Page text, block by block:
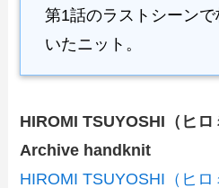
第1話のラストシーン
いたニット。
HIROMI TSUYOSHI（ヒロ
Archive handknit
HIROMI TSUYOSHI（ヒロ